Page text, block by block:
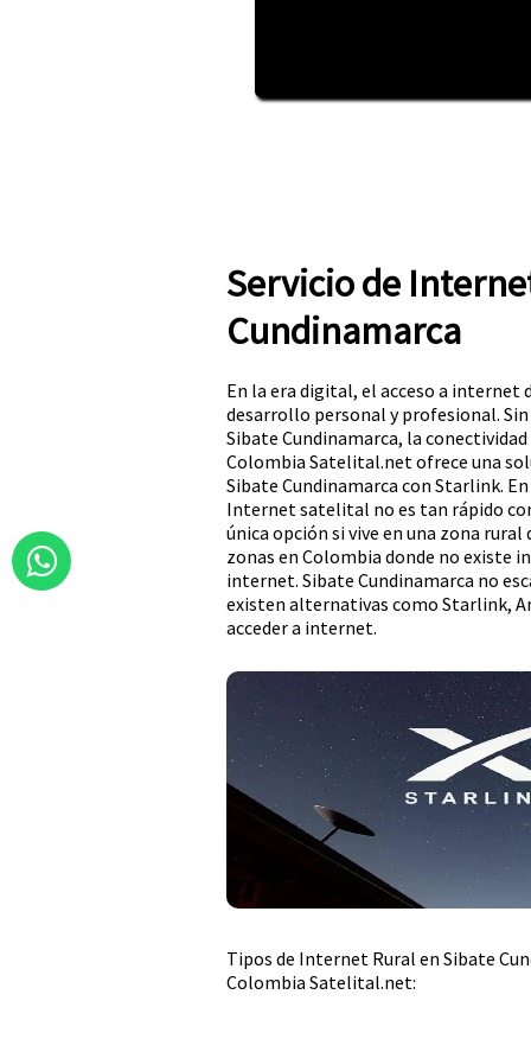
Servicio de
Cundinamarca
En la era digital, el acceso a internet
desarrollo personal y profesional.
Sibate Cundinamarca, la
Colombia Satelital.net ofrece una
Sibate Cundinamarca con Starlink.
Internet satelital no es tan rápido
única opción si vive en una zona
zonas en Colombia donde no existe
internet. Sibate Cundinamarca no
existen alternativas como Starlink,
acceder a internet.
Tipos de Internet Rural en Sibate
Colombia Satelital.net: